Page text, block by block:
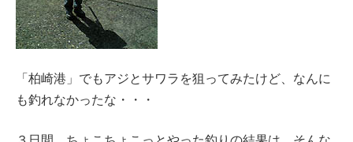
「柏崎港」でもアジとサワラを狙ってみたけど、なんに
も釣れなかったな・・・